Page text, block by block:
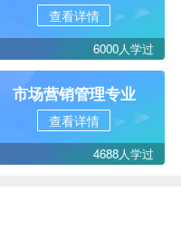
查看详情
6000人学过
市场营销管理专业
查看详情
4688人学过